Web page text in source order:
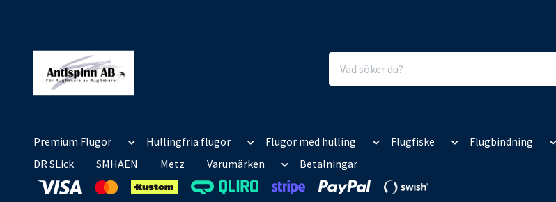
Premium Flugor Hullingfria flugor Flugor med hulling Flugfiske Flugbindning
DR SLick
SMHAEN Metz Varumärken Betalningar